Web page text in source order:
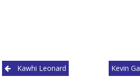
PostKawhi Leonard Kevin